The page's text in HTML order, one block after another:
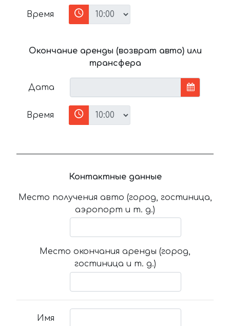
Время
Окончание аренды (возврат авто) или
трансфера
Дата
Время
Контактные данные
Место получения авто (город, гостиница,
аэропорт и т. д.)
Место окончания аренды (город,
гостиница и т. д.)
Имя